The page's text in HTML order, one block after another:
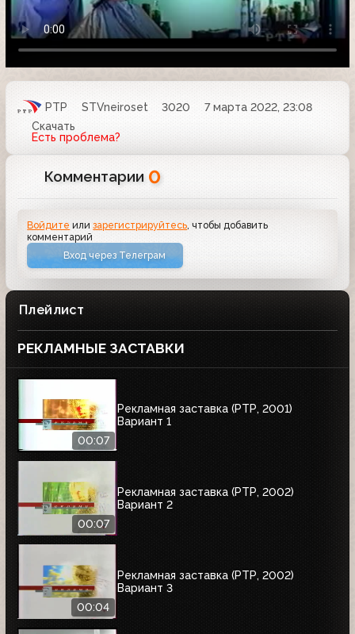
РТР STVneiroset 3020
7 марта 2022, 23:08
Скачать
Есть проблема?
Комментарии 0
Войдите илизарегистрируйтесь, чтобы добавить
комментарий
Вход через Телеграм
Плейлист
РЕКЛАМНЫЕ ЗАСТАВКИ
00:07
Рекламная заставка (РТР, 2001)
Вариант 1
00:07
Рекламная заставка (РТР, 2002)
Вариант 2
00:04
Рекламная заставка (РТР, 2002)
Вариант 3